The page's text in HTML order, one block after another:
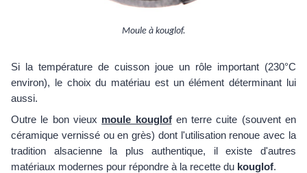
Moule à kouglof.
Si la température de cuisson joue un rôle important (230°C
environ), le choix du matériau est un élément déterminant lui
aussi.
Outre le bon vieux moule kouglofen terre cuite (souvent en
céramique vernissé ou en grès) dont l'utilisation renoue avec la
tradition alsacienne la plus authentique, il existe d'autres
matériaux modernes pour répondre à la recette du kouglof.